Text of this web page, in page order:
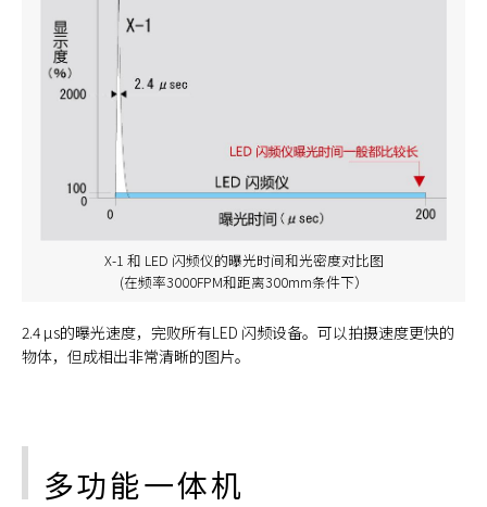
X-1 和 LED 闪频仪的曝光时间和光密度对比图
(在频率3000FPM和距离300mm条件下）
2.4 µs的曝光速度，完败所有LED 闪频设备。可以拍摄速度更快的
物体，但成相出非常清晰的图片。
多功能一体机